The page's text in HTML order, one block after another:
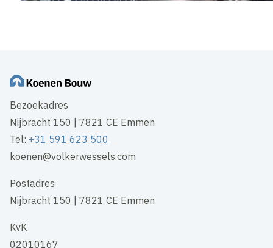
Bezoekadres
Nijbracht 150 | 7821 CE Emmen
Tel: +31 591 623 500
koenen@volkerwessels.com
Postadres
Nijbracht 150 | 7821 CE Emmen
KvK
02010167